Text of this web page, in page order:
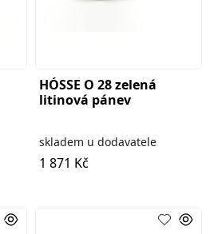
HÓSSE O 28 zelená
litinová pánev
skladem u dodavatele
1 871 Kč